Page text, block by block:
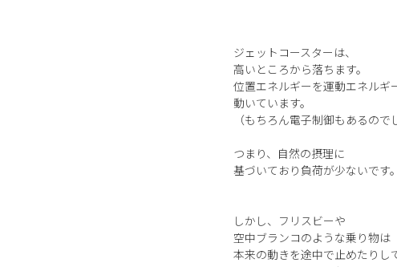
ジェットコースターは、
高いところから落ちます。
位置エネルギーを運動エネルギ
動いています。
（もちろん電子制御もあるので
つまり、自然の摂理に
基づいており負荷が少ないです。
しかし、フリスビーや
空中ブランコのような乗り物は
本来の動きを途中で止めたりし